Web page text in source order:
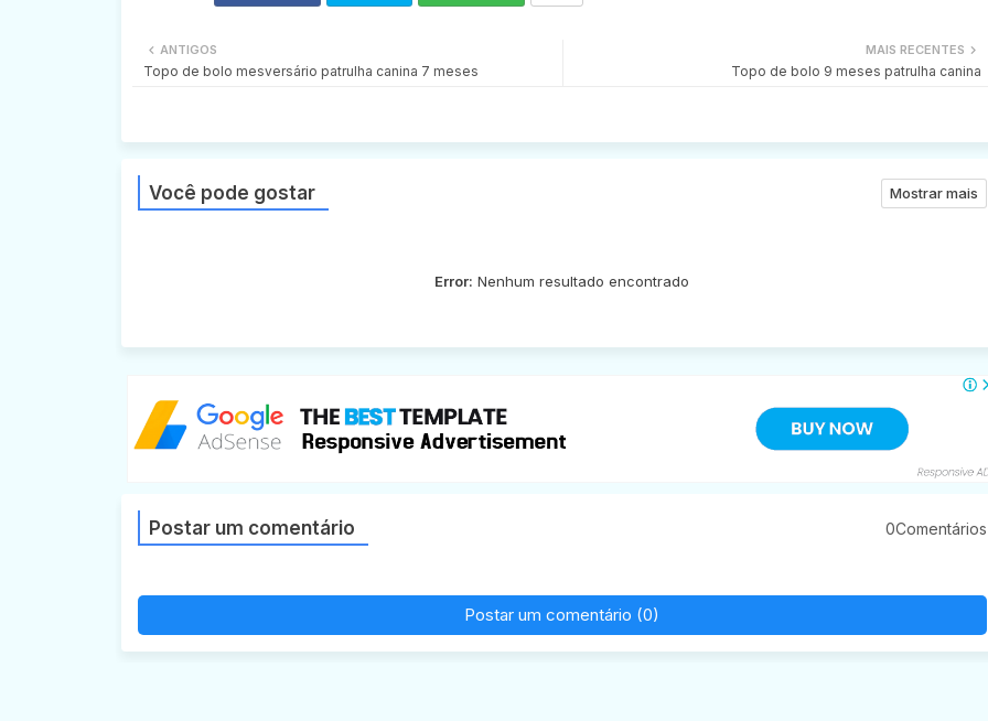
MAIS RECENTES
Topo de bolo 9 meses patrulha canina
ANTIGOS
Topo de bolo mesversário patrulha canina 7 meses
Você pode gostar Mostrar mais
Error: Nenhum resultado encontrado
Postar um comentário 0Comentários
Postar um comentário (0)